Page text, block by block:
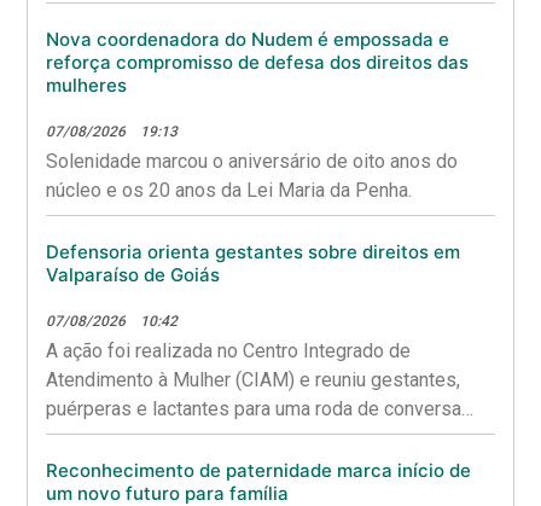
Nova coordenadora do Nudem é empossada e
reforça compromisso de defesa dos direitos das
mulheres
07/08/2026 19:13
Solenidade marcou o aniversário de oito anos do
núcleo e os 20 anos da Lei Maria da Penha.
Defensoria orienta gestantes sobre direitos em
Valparaíso de Goiás
07/08/2026 10:42
A ação foi realizada no Centro Integrado de
Atendimento à Mulher (CIAM) e reuniu gestantes,
puérperas e lactantes para uma roda de conversa
sobre saúde materna, aleitamento e garantia de
direitos.
Reconhecimento de paternidade marca início de
um novo futuro para família